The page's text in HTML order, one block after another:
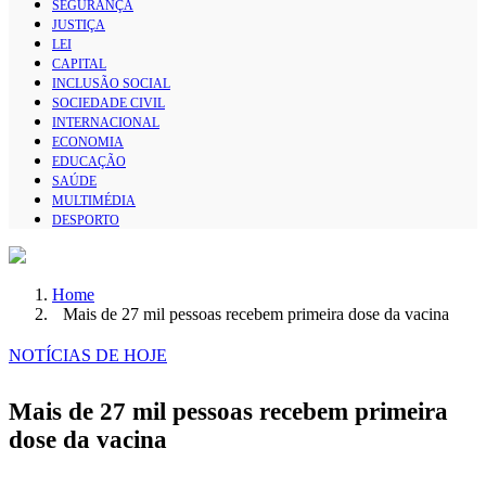
SEGURANÇA
JUSTIÇA
LEI
CAPITAL
INCLUSÃO SOCIAL
SOCIEDADE CIVIL
INTERNACIONAL
ECONOMIA
EDUCAÇÃO
SAÚDE
MULTIMÉDIA
DESPORTO
Home
Mais de 27 mil pessoas recebem primeira dose da vacina
NOTÍCIAS DE HOJE
Mais de 27 mil pessoas recebem primeira
dose da vacina